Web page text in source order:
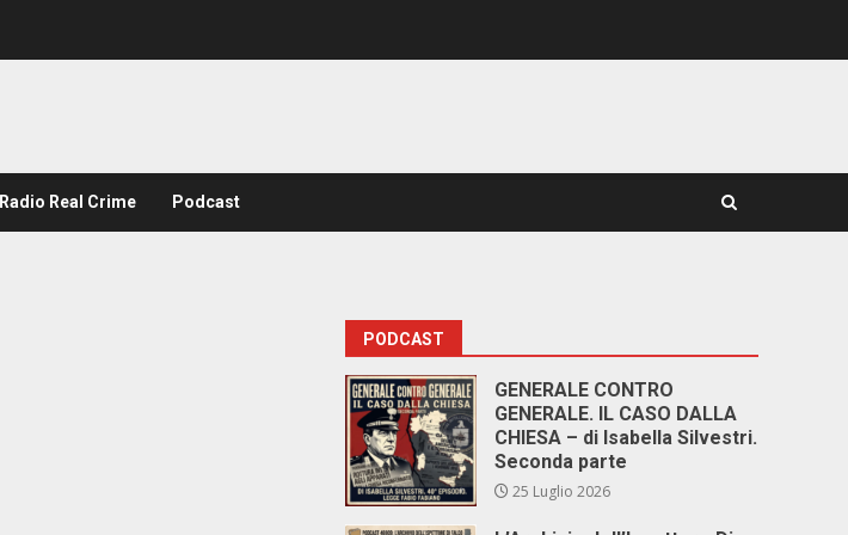
Radio Real Crime Podcast
PODCAST
GENERALE CONTRO
GENERALE. IL CASO DALLA
CHIESA – di Isabella Silvestri.
Seconda parte
25 Luglio 2026